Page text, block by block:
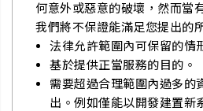
何意外或惡意的破壞，然而當
我們將不保證能滿足您提出的
法律允許範圍內可保留的情
基於提供正當服務的目的。
需要超過合理範圍內過多的
出。例如僅能以開發建置新